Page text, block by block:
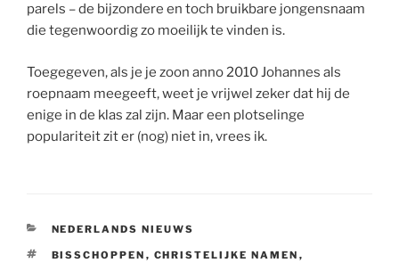
parels – de bijzondere en toch bruikbare jongensnaam
die tegenwoordig zo moeilijk te vinden is.
Toegegeven, als je je zoon anno 2010 Johannes als
roepnaam meegeeft, weet je vrijwel zeker dat hij de
enige in de klas zal zijn. Maar een plotselinge
populariteit zit er (nog) niet in, vrees ik.
CATEGORIEËN
NEDERLANDS NIEUWS
TAGS
BISSCHOPPEN , CHRISTELIJKE NAMEN ,